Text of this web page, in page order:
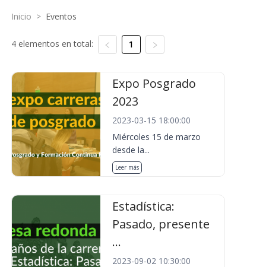
Inicio > Eventos
4 elementos en total: 1
Expo Posgrado
2023
2023-03-15 18:00:00
Miércoles 15 de marzo
desde la...
Leer más
Estadística:
Pasado, presente
...
2023-09-02 10:30:00